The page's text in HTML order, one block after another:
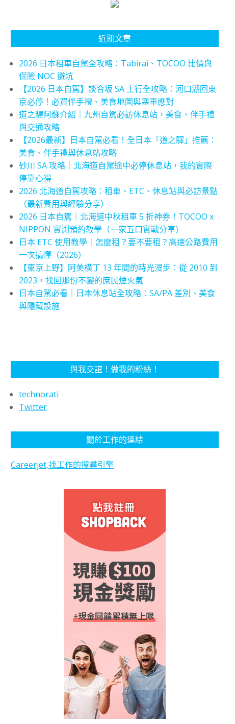
近期文章
2026 日本租車自駕全攻略：Tabirai、TOCOO 比價與
保險 NOC 避坑
【2026 日本自駕】談合坂 SA 上行全攻略：河口湖回東
京必停！必買伴手禮、美食地圖與塞車應對
道之驛阿蘇介紹｜九州自駕必訪休息站，美食、伴手禮
與交通攻略
【2026最新】日本自駕必看！全日本「道之驛」推薦：
美食、伴手禮與休息站攻略
砂川 SA 攻略｜北海道自駕途中必停休息站，我的實際
停靠心得
2026 北海道自駕攻略：租車、ETC、休息站與必訪景點
（最新費用與經驗分享）
2026 日本自駕｜北海道中秋租車 5 折神券！TOCOO x
NIPPON 實測預約教學（一家五口實戰分享）
日本 ETC 使用教學｜怎麼租？要不要租？高速公路費用
一次搞懂（2026）
【東京上野】阿美橫丁 13 年間的時光漫步：從 2010 到
2023，找回那份不變的庶民煙火氣
日本自駕必看｜日本休息站全攻略：SA/PA 差別、美食
與隱藏設施
與我交誼！做我的粉絲！
technorati
Twitter
關於工作的連結
Careerjet,找工作的搜尋引擎